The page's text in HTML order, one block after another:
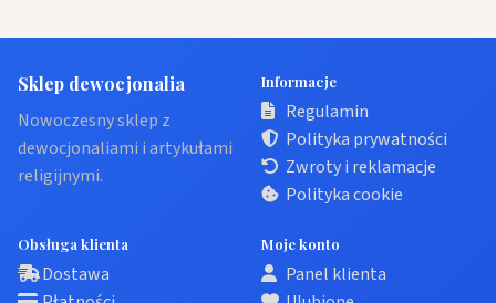
Sklep dewocjonalia
Nowoczesny sklep z
dewocjonaliami i artykułami
religijnymi.
Informacje
Regulamin
Polityka prywatności
Zwroty i reklamacje
Polityka cookie
Obsługa klienta
Dostawa
Moje konto
Panel klienta